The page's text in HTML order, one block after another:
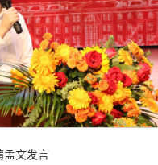
孟文发言